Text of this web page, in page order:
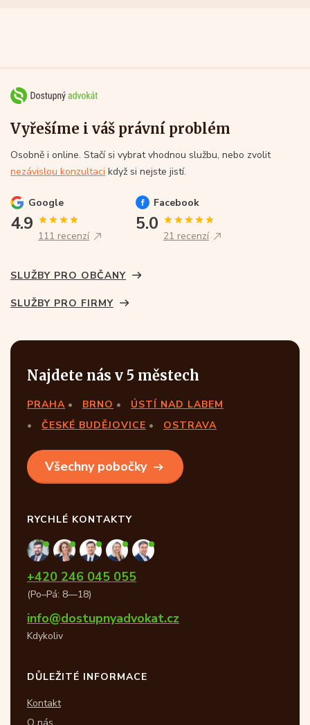
Vyřešíme i váš právní problém
Osobně i online. Stačí si vybrat vhodnou službu, nebo zvolit
nezávislou konzultaci když si nejste jistí.
Google
4.9
111 recenzí
Facebook
5.0
21 recenzí
SLUŽBY PRO OBČANY
SLUŽBY PRO FIRMY
Najdete nás v 5 městech
PRAHA BRNO
ÚSTÍ NAD LABEM
ČESKÉ BUDĚJOVICE
OSTRAVA
Všechny pobočky
RYCHLÉ KONTAKTY
+420 246 045 055
(Po–Pá: 8—18)
info@dostupnyadvokat.cz
Kdykoliv
DŮLEŽITÉ INFORMACE
Kontakt